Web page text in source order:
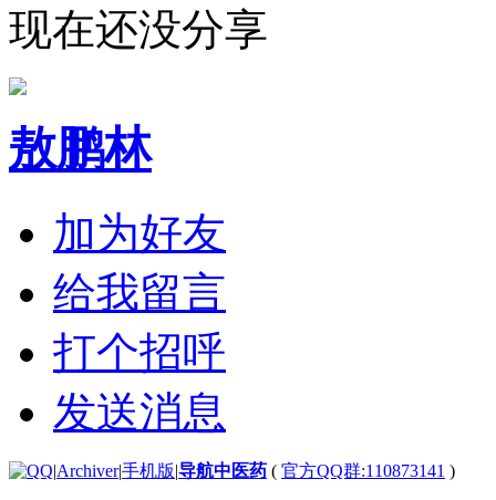
现在还没分享
敖鹏林
加为好友
给我留言
打个招呼
发送消息
|Archiver|手机版|导航中医药 ( 官方QQ群:110873141 )